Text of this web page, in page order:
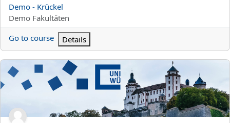
Kurs Adı
Demo - Krückel
Kurs kategorisi
Demo Fakultäten
Go to course
Details
Etherpad - Tempel